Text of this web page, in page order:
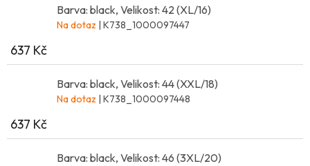
Barva: black, Velikost: 42 (XL/16)
Na dotaz | K738_1000097447
637 Kč
Barva: black, Velikost: 44 (XXL/18)
Na dotaz | K738_1000097448
637 Kč
Barva: black, Velikost: 46 (3XL/20)